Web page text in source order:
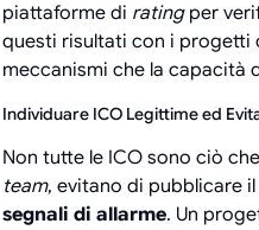
piattaforme di ratingper
questi risultati con i progetti
meccanismi che la capacità
Individuare ICO Legittime ed
Non tutte le ICO sono ciò
team, evitano di pubblicare
segnali di allarme. Un